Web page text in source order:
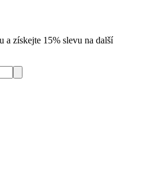
a získejte 15% slevu na další